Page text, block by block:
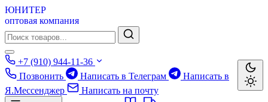
ЮНИТЕР
оптовая компания
+7 (910) 944-11-36
Позвонить
Написать в Телеграм
Написать в
Я.Мессенджер
Написать на почту